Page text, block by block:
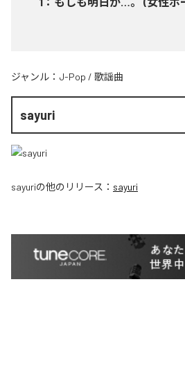
ジャンル： J-Pop / 歌謡曲
sayuri
sayuriの他のリリース： sayuri